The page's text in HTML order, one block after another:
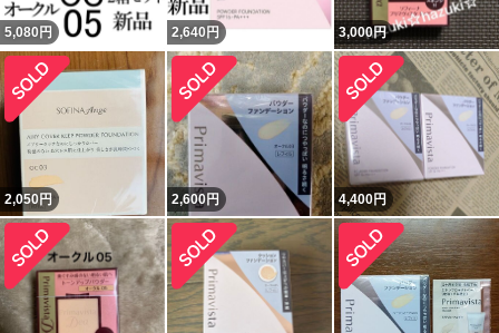
5,080 円 2,640 円 3,000円
2,050円 2,600円 4,400円